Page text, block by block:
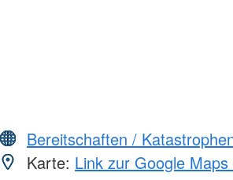
Bereitschaften /
Karte: Link zur Google Maps